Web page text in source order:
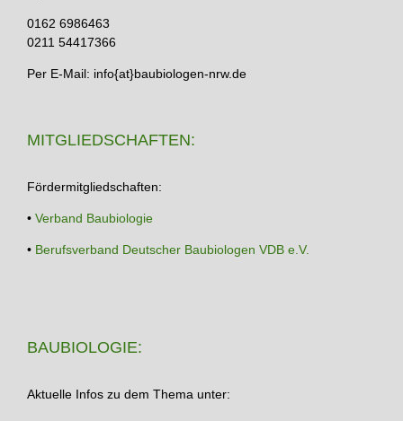
0162 6986463
0211 54417366
Per E-Mail: info{at}baubiologen-nrw.de
MITGLIEDSCHAFTEN:
Fördermitgliedschaften:
• Verband Baubiologie
• Berufsverband Deutscher Baubiologen VDB e.V.
BAUBIOLOGIE:
Aktuelle Infos zu dem Thema unter: